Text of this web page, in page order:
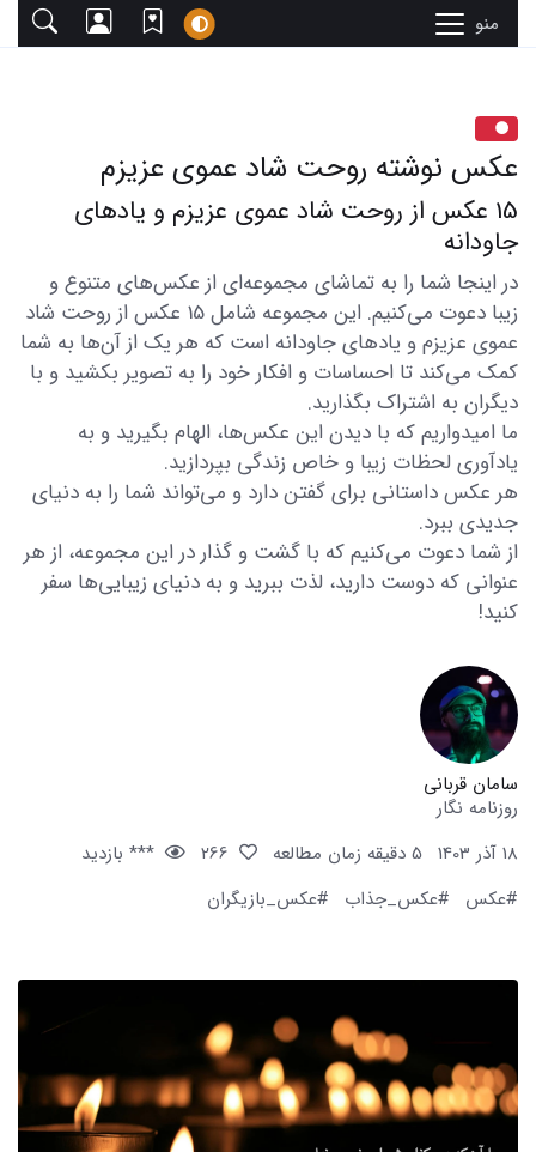
منو
عکس نوشته روحت شاد عموی عزیزم
15 عکس از روحت شاد عموی عزیزم و یادهای
جاودانه
در اینجا شما را به تماشای مجموعه‌ای از عکس‌های متنوع و
زیبا دعوت می‌کنیم. این مجموعه شامل 15 عکس از روحت شاد
عموی عزیزم و یادهای جاودانه است که هر یک از آن‌ها به شما
کمک می‌کند تا احساسات و افکار خود را به تصویر بکشید و با
دیگران به اشتراک بگذارید.
ما امیدواریم که با دیدن این عکس‌ها، الهام بگیرید و به
یادآوری لحظات زیبا و خاص زندگی بپردازید.
هر عکس داستانی برای گفتن دارد و می‌تواند شما را به دنیای
جدیدی ببرد.
از شما دعوت می‌کنیم که با گشت و گذار در این مجموعه، از هر
عنوانی که دوست دارید، لذت ببرید و به دنیای زیبایی‌ها سفر
کنید!
سامان قربانی
روزنامه نگار
18 آذر 1403
5 دقیقه زمان مطالعه
*** بازدید
#عکس
#عکس_جذاب #عکس_بازیگران